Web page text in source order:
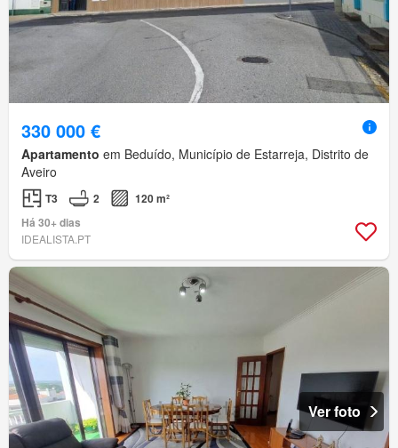
330 000 €
Apartamento em Beduído, Município de Estarreja, Distrito de
Aveiro
T3 2
120 m²
Há 30+ dias
IDEALISTA.PT
Ver foto